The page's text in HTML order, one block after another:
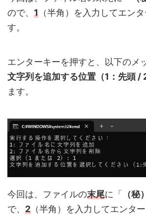
ので、 1 （半角）を入力してエン
す。
エンターキーを押すと、以下のメ
文字列を追加する位置（1：先頭 /
ます。
今回は、ファイルの末尾に「 （秘）
で、 2 （半角）を入力してエンタ